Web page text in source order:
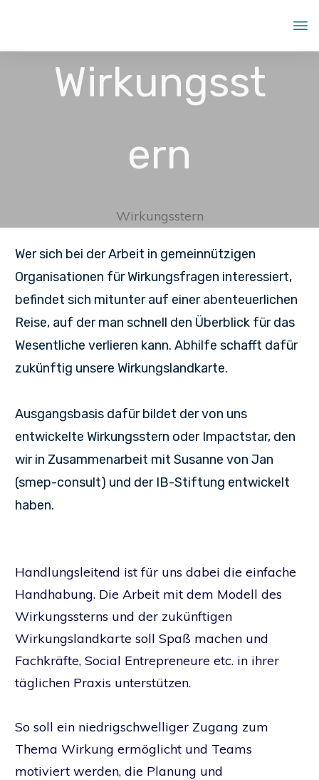
Wirkungsst
ern
Wirkungsstern
Wer sich bei der Arbeit in gemeinnützigen
Organisationen für Wirkungsfragen interessiert,
befindet sich mitunter auf einer abenteuerlichen
Reise, auf der man schnell den Überblick für das
Wesentliche verlieren kann. Abhilfe schafft dafür
zukünftig unsere Wirkungslandkarte.
Ausgangsbasis dafür bildet der von uns
entwickelte Wirkungsstern oder Impactstar, den
wir in Zusammenarbeit mit Susanne von Jan
(smep-consult) und der IB-Stiftung entwickelt
haben.
Handlungsleitend ist für uns dabei die einfache
Handhabung. Die Arbeit mit dem Modell des
Wirkungssterns und der zukünftigen
Wirkungslandkarte soll Spaß machen und
Fachkräfte, Social Entrepreneure etc. in ihrer
täglichen Praxis unterstützen.
So soll ein niedrigschwelliger Zugang zum
Thema Wirkung ermöglicht und Teams
motiviert werden, die Planung und